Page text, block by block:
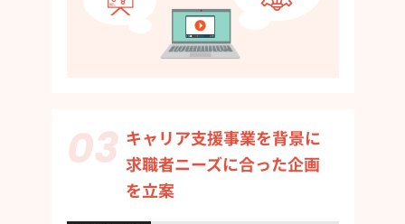
キャリア支援事業を背景に
求職者ニーズに合った企画
を立案